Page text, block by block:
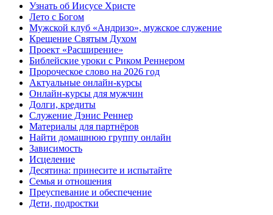
Узнать об Иисусе Христе
Лето с Богом
Мужской клуб «Андризо», мужское служение
Крещение Святым Духом
Проект «Расширение»
Библейские уроки с Риком Реннером
Пророческое слово на 2026 год
Актуальные онлайн-курсы
Онлайн-курсы для мужчин
Долги, кредиты
Служение Дэнис Реннер
Материалы для партнёров
Найти домашнюю группу онлайн
Зависимость
Исцеление
Десятина: принесите и испытайте
Семья и отношения
Преуспевание и обеспечение
Дети, подростки